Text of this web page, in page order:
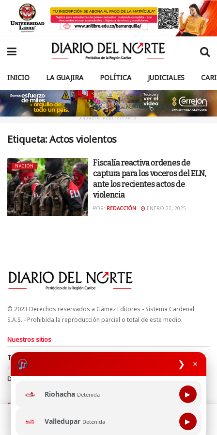
❯ ×
Riohacha Detenida ▶
Valledupar Detenida ▶
INICIO LA GUAJIRA POLÍTICA JUDICIALES
ANUNCIO PUBLICITARIO
Etiqueta:Actos violentos
NACIÓN
Fiscalía reactiva ordenes de
captura para los voceros del ELN,
ante los recientes actos de
violencia
POR: REDACCIÓN ENERO 22, 2025
© 2023 Derechos reservados a Gámez Editores - Sistema Cardenal
S.A.S. - Prohibida la reproducción parcial o total de este medio.
Nuestros sitios
Términos y Condiciones
Derechos de Autor y Propiedad Intelectual
Política de uso de cookies
Política de Tratamiento de Datos
Directrices Editoriales
Síguenos
Esta página web usa cookie para mejorar tu experiencia de
navegación, al continuar aceptas nuestra política de uso de